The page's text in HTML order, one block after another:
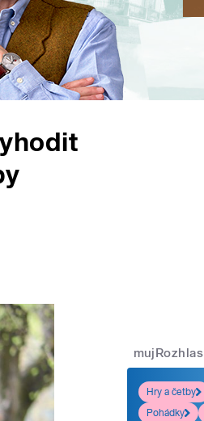
mujRozhlas
Hry a četby
Pohádky